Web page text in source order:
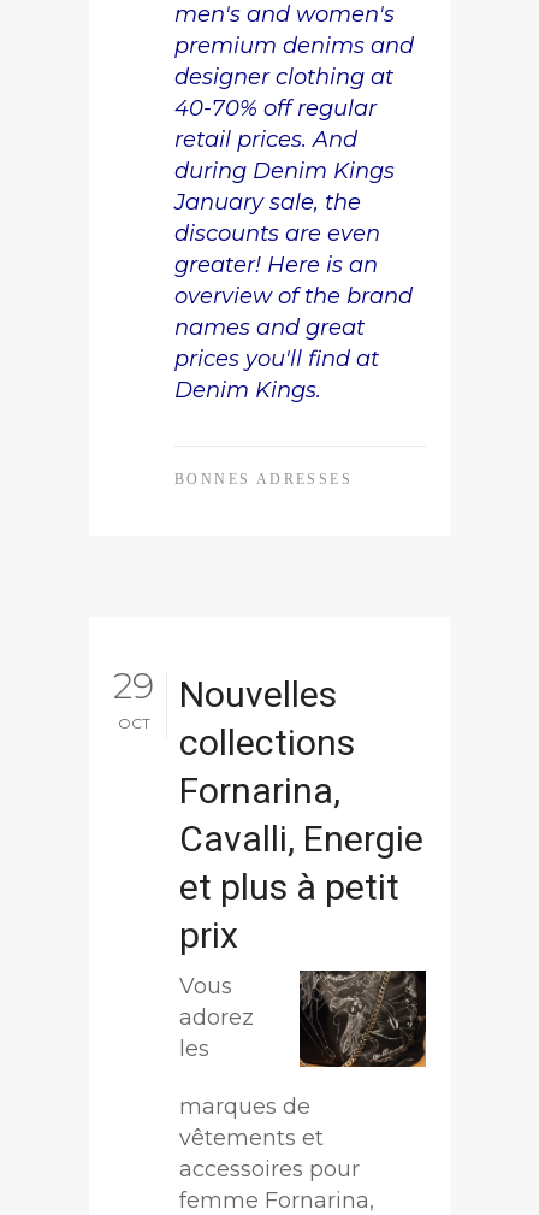
men's and women's
premium denims and
designer clothing at
40-70% off regular
retail prices. And
during Denim Kings
January sale, the
discounts are even
greater! Here is an
overview of the brand
names and great
prices you'll find at
Denim Kings.
BONNES ADRESSES
29
OCT
Nouvelles
collections
Fornarina,
Cavalli, Energie
et plus à petit
prix
Vous
adorez
les
marques de
vêtements et
accessoires pour
femme Fornarina,